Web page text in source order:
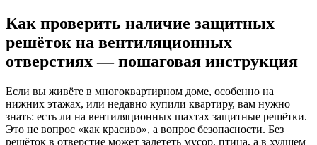
Как проверить наличие защитных
решёток на вентиляционных
отверстиях — пошаговая инструкция
Если вы живёте в многоквартирном доме, особенно на
нижних этажах, или недавно купили квартиру, вам нужно
знать: есть ли на вентиляционных шахтах защитные решётки.
Это не вопрос «как красиво», а вопрос безопасности. Без
решёток в отверстие может залететь мусор, птица, а в худшем